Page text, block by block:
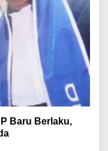
Baru Berlaku,